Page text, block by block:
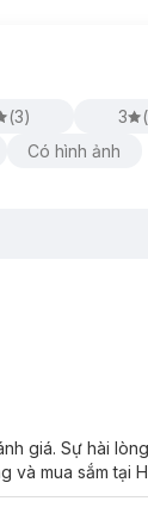
(3) 3 (
Có hình ảnh
giá. Sự hài
và mua sắm tại